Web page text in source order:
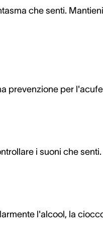
che senti.
prevenzione per
i suoni che senti.
l'alcool, la